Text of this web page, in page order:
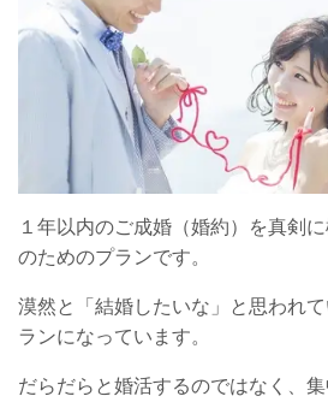
１年以内のご成婚（婚約）を真剣
のためのプランです。
漠然と「結婚したいな」と思われ
ランになっています。
だらだらと婚活するのではなく、